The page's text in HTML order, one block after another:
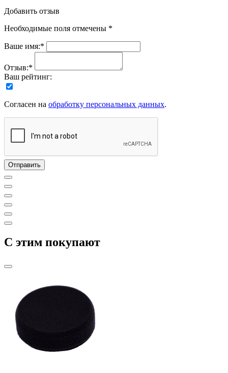
Добавить отзыв
Необходимые поля отмечены *
Ваше имя:*
Отзыв:*
Ваш рейтинг:
Согласен на обработку персональных данных.
C этим покупают